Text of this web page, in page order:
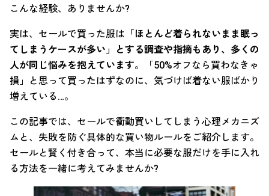
こんな経験、ありませんか?
実は、セールで買った服は 「ほとんど着られないまま眠っ
てしまうケースが多い」とする調査や指摘もあり、多くの
人が同じ悩みを抱えています。「50%オフなら買わなきゃ
損」と思って買ったはずなのに、気づけば着ない服ばかり
増えている…。
この記事では、セールで衝動買いしてしまう心理メカニズ
ムと、失敗を防ぐ具体的な買い物ルールをご紹介します。
セールと賢く付き合って、本当に必要な服だけを手に入れ
る方法を一緒に考えてみませんか?